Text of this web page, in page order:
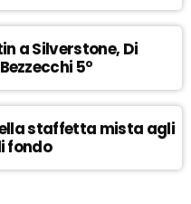
a Silverstone, Di
5°
staffetta mista agli
fondo